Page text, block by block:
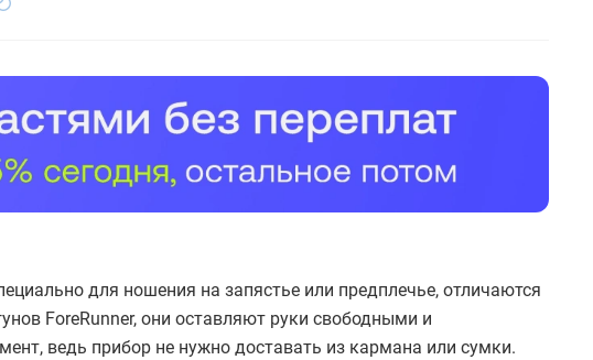
для ношения на запястье или предплечье, отличаются
ForeRunner, они оставляют руки свободными и
ведь прибор не нужно доставать из кармана или сумки.